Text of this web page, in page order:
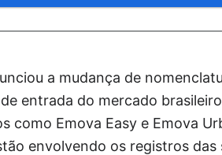
a mudança de
entrada do mercado
como Emova Easy e Emova
envolvendo os registros